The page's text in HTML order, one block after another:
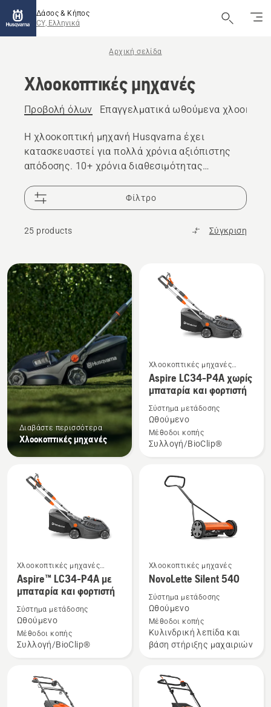
Δάσος & Κήπος
CY, Ελληνικά
Αρχική σελίδα
Χλοοκοπτικές μηχανές
Προβολή όλων Επαγγελματικά ωθούμενα
Η χλοοκοπτική μηχανή Husqvarna έχει
κατασκευαστεί για πολλά χρόνια αξιόπιστης
απόδοσης. 10+ χρόνια διαθεσιμότητας
25.000 μεταπωλητές σε όλο τον κόσμο είναι
στη διάθεσή σας αν χρειάζεστε υποστήριξη
Φίλτρο
25 products Σύγκριση
Όλα
τα
προϊόντα
Διαβάστε περισσότερα
Χλοοκοπτικές μηχανές
Δείτε
περισσότερες
λεπτομέρειες
για
το
Aspire
χωρίς
Χλοοκοπτικές μηχανές
μπαταρίας και ρεύματος
Aspire LC34-P4A χωρίς
μπαταρία και φορτιστή
Σύστημα μετάδοσης
Ωθούμενο
Μέθοδοι κοπής
Συλλογή/BioClip®
Δείτε
περισσότερες
λεπτομέρειες
για
το
Aspire™
μπαταρία
Χλοοκοπτικές μηχανές
μπαταρίας και ρεύματος
Aspire™ LC34-P4A με
μπαταρία και φορτιστή
Σύστημα μετάδοσης
Ωθούμενο
Μέθοδοι κοπής
Συλλογή/BioClip®
Δείτε
περισσότερες
λεπτομέρειες
για
το
NovoLette
Χλοοκοπτικές μηχανές
NovoLette Silent 540
Σύστημα μετάδοσης
Ωθούμενο
Μέθοδοι κοπής
Κυλινδρική λεπίδα και
βάση στήριξης μαχαιριών